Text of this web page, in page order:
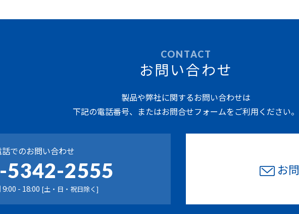
CONTACT
お問い合わせ
製品や弊社に関するお問い合わせは
下記の電話番号、またはお問合せフォームをご利用ください。
話でのお問い合わせ
5342-2555
- 18:00 [土・日・祝日除く]
お